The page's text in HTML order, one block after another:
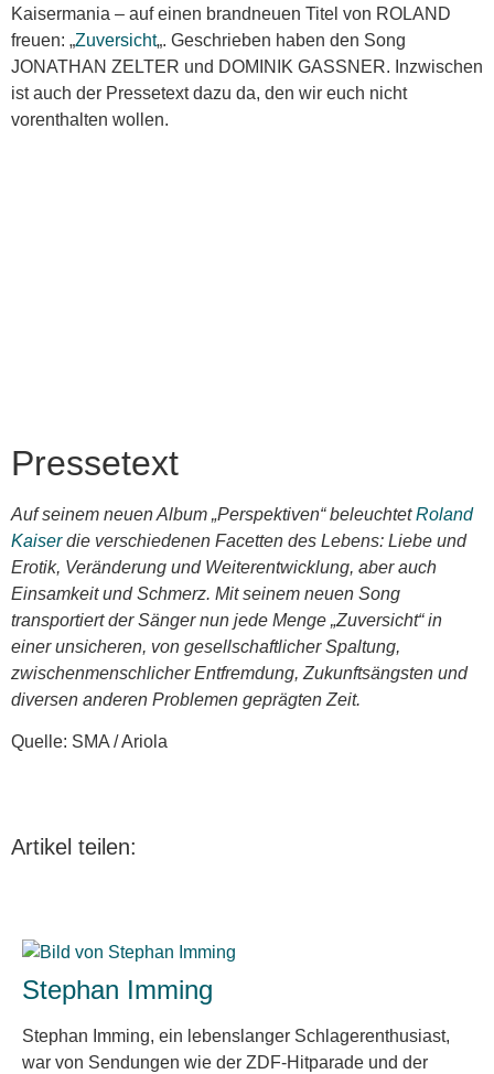
Kaisermania – auf einen brandneuen Titel von ROLAND
freuen: „Zuversicht„. Geschrieben haben den Song
JONATHAN ZELTER und DOMINIK GASSNER. Inzwischen
ist auch der Pressetext dazu da, den wir euch nicht
vorenthalten wollen.
Pressetext
Auf seinem neuen Album „Perspektiven“ beleuchtetRoland
Kaiserdie verschiedenen Facetten des Lebens: Liebe und
Erotik, Veränderung und Weiterentwicklung, aber auch
Einsamkeit und Schmerz. Mit seinem neuen Song
transportiert der Sänger nun jede Menge „Zuversicht“ in
einer unsicheren, von gesellschaftlicher Spaltung,
zwischenmenschlicher Entfremdung, Zukunftsängsten und
diversen anderen Problemen geprägten Zeit.
Quelle: SMA / Ariola
Artikel teilen:
Stephan Imming
Stephan Imming, ein lebenslanger Schlagerenthusiast,
war von Sendungen wie der ZDF-Hitparade und der